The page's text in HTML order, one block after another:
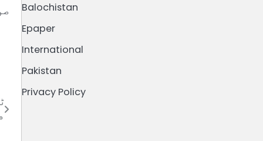
Balochistan
Epaper
International
Pakistan
Privacy Policy